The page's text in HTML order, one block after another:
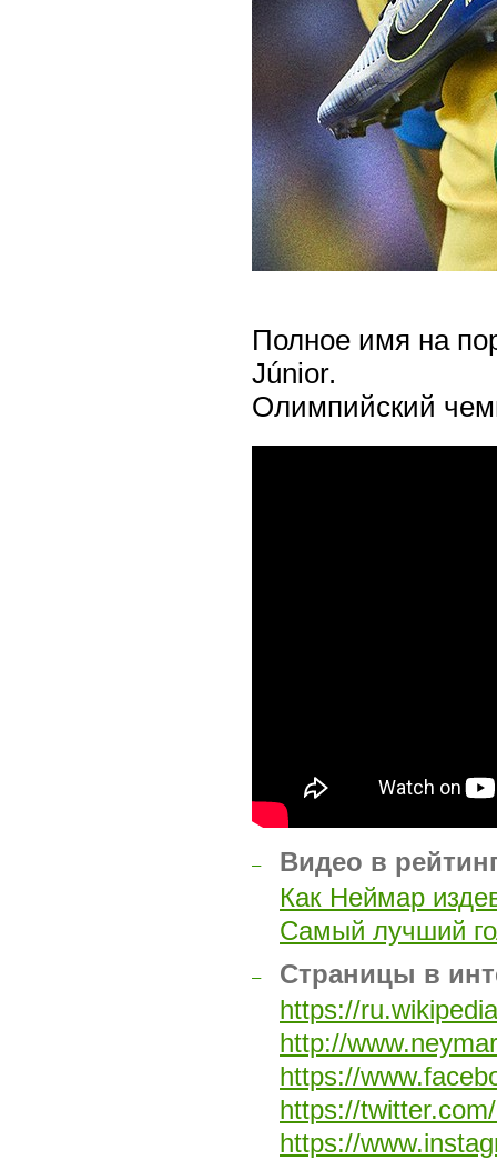
Полное имя на
Júnior.
Олимпийский
–
Видео в
Как Неймар
Самый лучший
–
Страницы в
https://
http://
https://
https://
https://